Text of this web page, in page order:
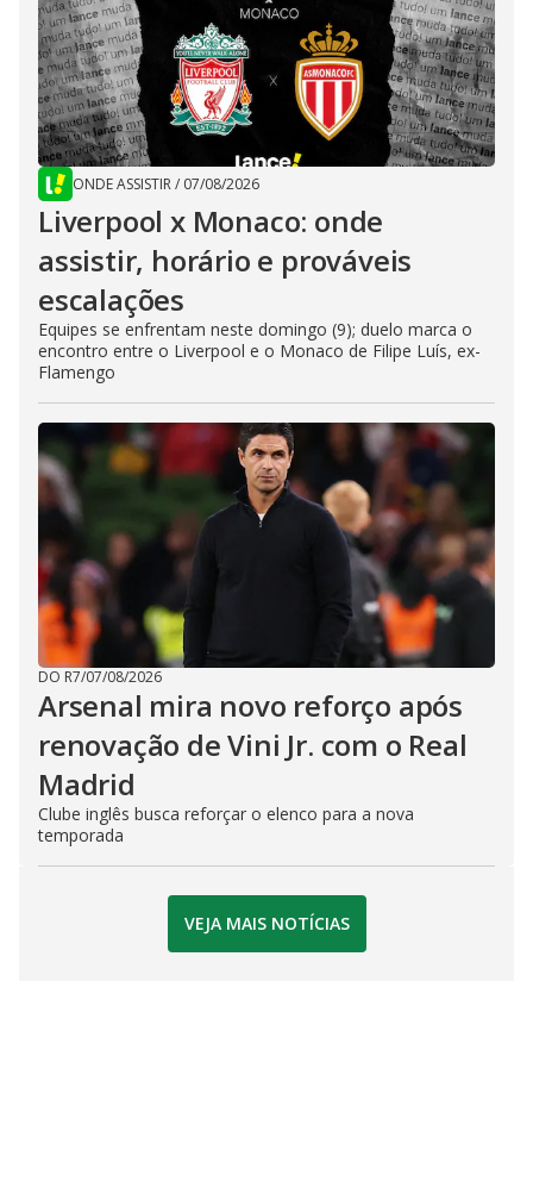
ONDE ASSISTIR/ 07/08/2026
Liverpool x Monaco: onde
assistir, horário e prováveis
escalações
Equipes se enfrentam neste domingo (9); duelo marca o
encontro entre o Liverpool e o Monaco de Filipe Luís, ex-
Flamengo
DO R7/07/08/2026
Arsenal mira novo reforço após
renovação de Vini Jr. com o Real
Madrid
Clube inglês busca reforçar o elenco para a nova
temporada
VEJA MAIS NOTÍCIAS